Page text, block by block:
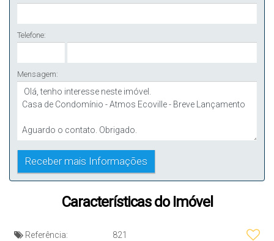
Telefone:
Mensagem:
Características do Imóvel
Referência: 821